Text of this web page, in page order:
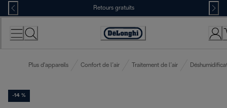
Skip
to
Content
Retours gratuits
Déclaration
Plus d'appareils Confort de l’air Traitement de l’air
-14 %